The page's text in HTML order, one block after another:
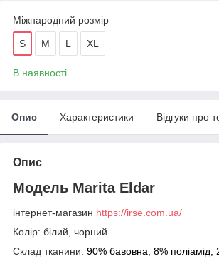
Міжнародний розмір
S M L XL
В наявності
Опис Характеристики Відгуки про
Опис
Модель Marita Eldar
інтернет-магазин https://irse.com.ua/
Колір: білий, чорний
Склад тканини: 90% бавовна, 8% поліамід,